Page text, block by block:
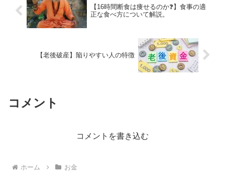
【16時間断食は痩せるのか❓】食事の適
正な食べ方について解説。
【老後破産】陥りやすい人の特徴
コメント
コメントを書き込む
ホーム お金